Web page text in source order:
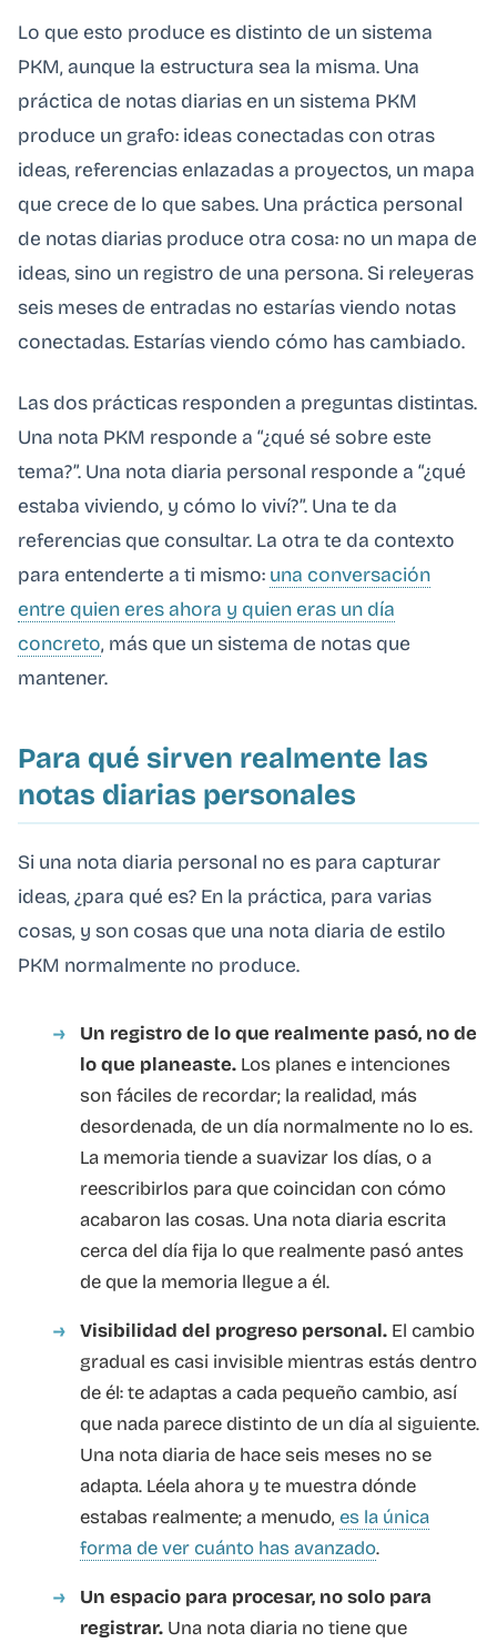
Lo que esto produce es distinto de un sistema
PKM, aunque la estructura sea la misma. Una
práctica de notas diarias en un sistema PKM
produce un grafo: ideas conectadas con otras
ideas, referencias enlazadas a proyectos, un mapa
que crece de lo que sabes. Una práctica personal
de notas diarias produce otra cosa: no un mapa de
ideas, sino un registro de una persona. Si releyeras
seis meses de entradas no estarías viendo notas
conectadas. Estarías viendo cómo has cambiado.
Las dos prácticas responden a preguntas distintas.
Una nota PKM responde a “¿qué sé sobre este
tema?”. Una nota diaria personal responde a “¿qué
estaba viviendo, y cómo lo viví?”. Una te da
referencias que consultar. La otra te da contexto
para entenderte a ti mismo: una conversación
entre quien eres ahora y quien eras un día
concreto, más que un sistema de notas que
mantener.
Para qué sirven realmente las
notas diarias personales
Si una nota diaria personal no es para capturar
ideas, ¿para qué es? En la práctica, para varias
cosas, y son cosas que una nota diaria de estilo
PKM normalmente no produce.
Un registro de lo que realmente pasó, no de
lo que planeaste. Los planes e intenciones
son fáciles de recordar; la realidad, más
desordenada, de un día normalmente no lo es.
La memoria tiende a suavizar los días, o a
reescribirlos para que coincidan con cómo
acabaron las cosas. Una nota diaria escrita
cerca del día fija lo que realmente pasó antes
de que la memoria llegue a él.
Visibilidad del progreso personal. El cambio
gradual es casi invisible mientras estás dentro
de él: te adaptas a cada pequeño cambio, así
que nada parece distinto de un día al siguiente.
Una nota diaria de hace seis meses no se
adapta. Léela ahora y te muestra dónde
estabas realmente; a menudo, es la única
forma de ver cuánto has avanzado.
Un espacio para procesar, no solo para
registrar. Una nota diaria no tiene que